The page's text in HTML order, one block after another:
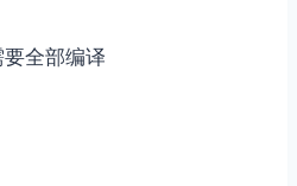
全部编译